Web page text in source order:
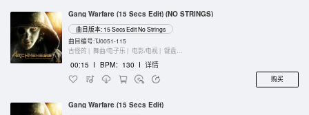
Gang Warfare (15 Secs Edit) (NO STRINGS)
曲目版本: 15 Secs Edit No Strings
曲目编号:TJ0051-115
古怪的 | 舞曲/电子乐 | 电影/电视 | 键盘乐器
00:15 I BPM：130 I 详情
购买
Gang Warfare (15 Secs Edit)